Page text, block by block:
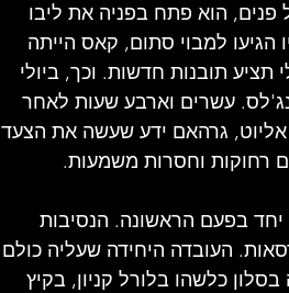
פנים, הוא פתח בפניה את ליבו
הגיעו למבוי סתום, קאס הייתה
תובנות חדשות. וכך, ביולי
עשרים וארבע שעות לאחר
גרהאם ידע שעשה את הצעד
רחוקות וחסרות משמעות.
בפעם הראשונה. הנסיבות
העובדה היחידה שעליה כולם
כלשהו בלורל קניון, בקיץ